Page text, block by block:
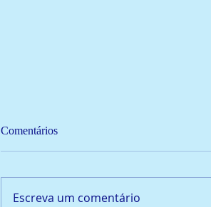
Comentários
Escreva um comentário